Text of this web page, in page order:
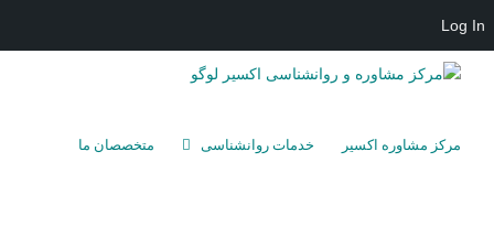
Log In
مرکز مشاوره اکسیر
خدمات روانشناسی متخصصان ما